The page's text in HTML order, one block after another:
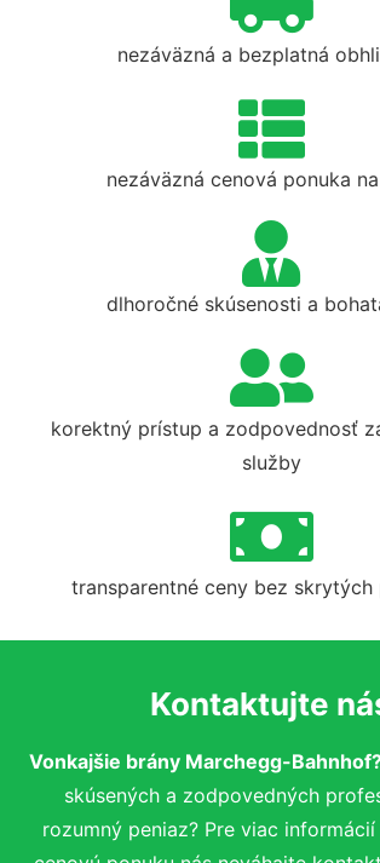
nezáväzná a bezplatná
nezáväzná cenová ponuka
dlhoročné skúsenosti a
korektný prístup a zodpovednosť
služby
transparentné ceny bez
Kontaktujte
Vonkajšie brány Marchegg-
skúsených a zodpovedných
rozumný peniaz? Pre viac